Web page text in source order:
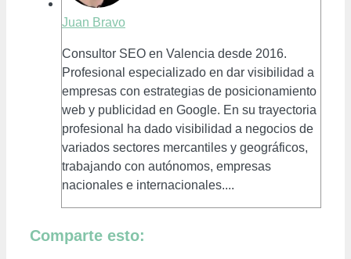
Juan Bravo
Consultor SEO en Valencia desde 2016.
Profesional especializado en dar visibilidad a
empresas con estrategias de posicionamiento
web y publicidad en Google. En su trayectoria
profesional ha dado visibilidad a negocios de
variados sectores mercantiles y geográficos,
trabajando con autónomos, empresas
nacionales e internacionales....
Comparte esto: